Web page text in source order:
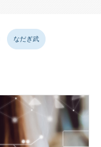
なだぎ武